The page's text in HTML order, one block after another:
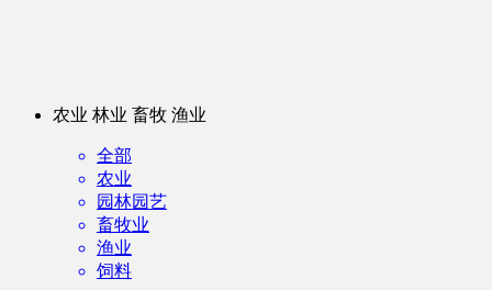
农业 林业 畜牧 渔业
全部
农业
园林园艺
畜牧业
渔业
饲料